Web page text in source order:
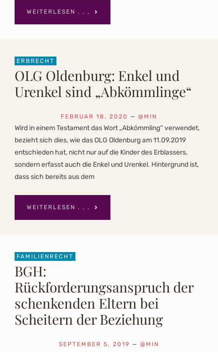
WEITERLESEN . . .
ERBRECHT
OLG Oldenburg: Enkel und
Urenkel sind „Abkömmlinge“
FEBRUAR 18, 2020 — @MIN
Wird in einem Testament das Wort „Abkömmling“ verwendet,
bezieht sich dies, wie das OLG Oldenburg am 11.09.2019
entschieden hat, nicht nur auf die Kinder des Erblassers,
sondern erfasst auch die Enkel und Urenkel. Hintergrund ist,
dass sich bereits aus dem
WEITERLESEN . . .
FAMILIENRECHT
BGH:
Rückforderungsanspruch der
schenkenden Eltern bei
Scheitern der Beziehung
SEPTEMBER 5, 2019 — @MIN